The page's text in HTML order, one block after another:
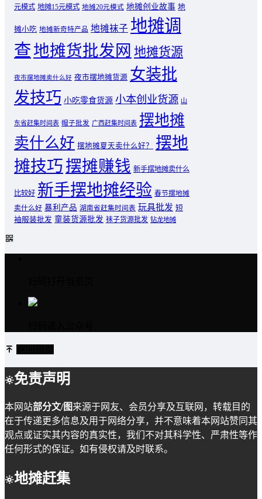
元模式 地摊15元模式 地摊20元模式 地摊创业故事 地
摊小吃 地摊新奇特产品 地摊袜子 地摊调
查地摊货批发网 地摊货源
夜市摆地摊卖什么好 夜市摆地摊货源 女装批
发技巧 小吃零食货源 小本创业货源 山
东省赶集时间表 帽子批发 广西赶集时间表 摆地摊
卖什么好 摆地摊夏天卖什么好？
摆地
摊技巧摆摊赚钱 新手摆地摊卖什么
比较好 新手摆地摊经验 春节摆地摊
卖什么好 暴利产品 湖南省赶集时间表 玩具批发 短
袖服装批发 童装货源批发 袜子货源批发 钻龙地摊
免责声明
本网站部分文/图来源于网友、会员分享及互联网，转载目的
在于传递更多信息及用于网络分享，并不意味着本网站赞同其
观点或证实其内容的真实性，我们不对其科学性、严肃性等作
任何形式的保证。如有侵权请及时联系。
地摊赶集